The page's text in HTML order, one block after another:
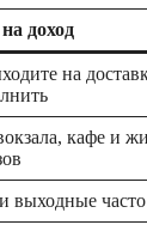
доход
на
кафе и
выходные